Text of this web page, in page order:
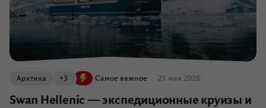
10:00–20:00
Сб:11:00–20:00
Самое важное
+3
Арктика 21 мая 2026
Swan Hellenic — экспедиционные круизы и